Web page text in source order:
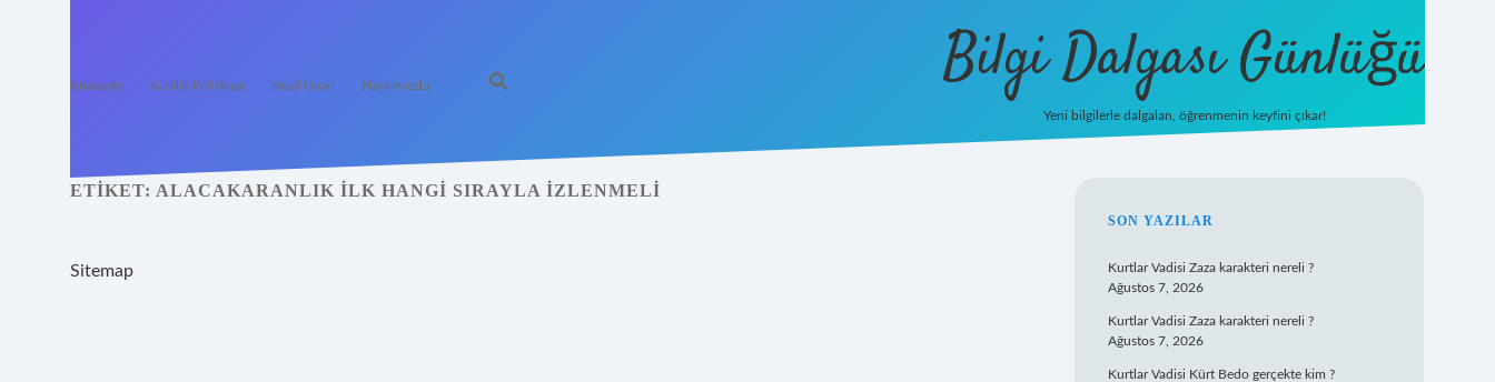
Anasayfa Gizlilik Politikası Yasal Uyarı Hakkımızda Bilgi Dalgası Günlüğü
Yeni bilgilerle dalgalan, öğrenmenin keyfini çıkar!
ETIKET: ALACAKARANLIK ILK HANGI SIRAYLA IZLENMELI
Sitemap
SIDEBAR
SON YAZILAR
Kurtlar Vadisi Zaza karakteri nereli ?
Ağustos 7, 2026
Kurtlar Vadisi Zaza karakteri nereli ?
Ağustos 7, 2026
Kurtlar Vadisi Kürt Bedo gerçekte kim ?